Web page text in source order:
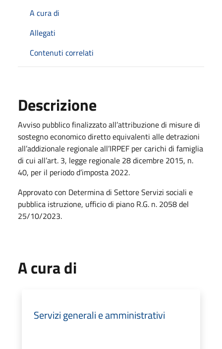
A cura di
Allegati
Contenuti correlati
Descrizione
Avviso pubblico finalizzato all’attribuzione di misure di
sostegno economico diretto equivalenti alle detrazioni
all’addizionale regionale all’IRPEF per carichi di famiglia
di cui all’art. 3, legge regionale 28 dicembre 2015, n.
40, per il periodo d’imposta 2022.
Approvato con Determina di Settore Servizi sociali e
pubblica istruzione, ufficio di piano R.G. n. 2058 del
25/10/2023.
A cura di
Servizi generali e amministrativi